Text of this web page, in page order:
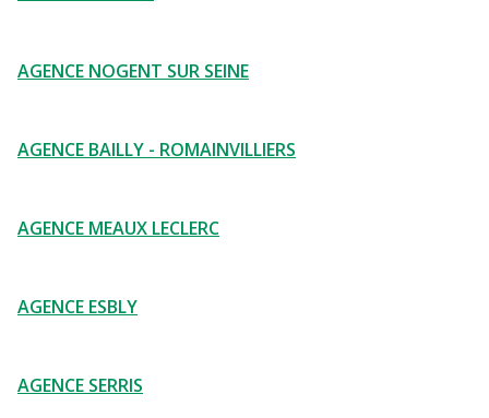
AGENCE NOGENT SUR SEINE
AGENCE BAILLY - ROMAINVILLIERS
AGENCE MEAUX LECLERC
AGENCE ESBLY
AGENCE SERRIS